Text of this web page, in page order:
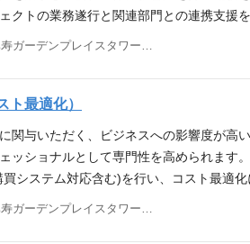
トの業務遂行と関連部門との連携支援
、リソース・人員の確保及び管理、資
運営補佐 -経営企画本部として行う社外
トマネジメント・サポート経験 - ポジテ
必要となる高いコミュニケーション力 -
業の経営企画部門での勤務経験
ト最適化）
関与いただく、ビジネスへの影響度が高
ッショナルとして専門性を高められます
システム対応含む)を行い、コスト最適化
最適条件の設定 - 契約締結業務（関係
への購買サービス提供（コスト妥当性